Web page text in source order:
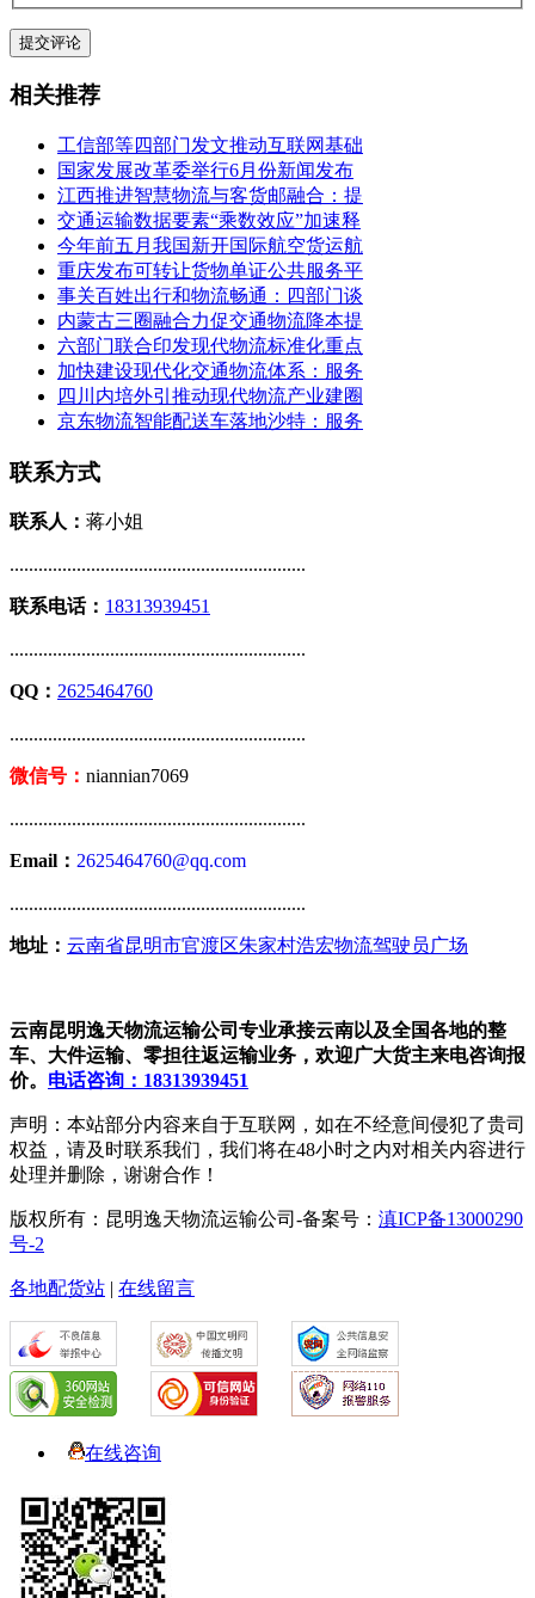
相关推荐
工信部等四部门发文推动互联网基础
国家发展改革委举行6月份新闻发布
江西推进智慧物流与客货邮融合：提
交通运输数据要素“乘数效应”加速释
今年前五月我国新开国际航空货运航
重庆发布可转让货物单证公共服务平
事关百姓出行和物流畅通：四部门谈
内蒙古三圈融合力促交通物流降本提
六部门联合印发现代物流标准化重点
加快建设现代化交通物流体系：服务
四川内培外引推动现代物流产业建圈
京东物流智能配送车落地沙特：服务
联系方式
联系人： 蒋小姐
..............................................................
联系电话： 18313939451
..............................................................
QQ： 2625464760
..............................................................
微信号： niannian7069
..............................................................
Email： 2625464760@qq.com
..............................................................
地址： 云南省昆明市官渡区朱家村浩宏物流驾驶员广场
云南昆明逸天物流运输公司专业承接云南以及全国各地的整
车、大件运输、零担往返运输业务，欢迎广大货主来电咨询报
价。 电话咨询：18313939451
声明：本站部分内容来自于互联网，如在不经意间侵犯了贵司
权益，请及时联系我们，我们将在48小时之内对相关内容进行
处理并删除，谢谢合作！
版权所有：昆明逸天物流运输公司-备案号： 滇ICP备13000290
号-2
各地配货站 | 在线留言
在线咨询